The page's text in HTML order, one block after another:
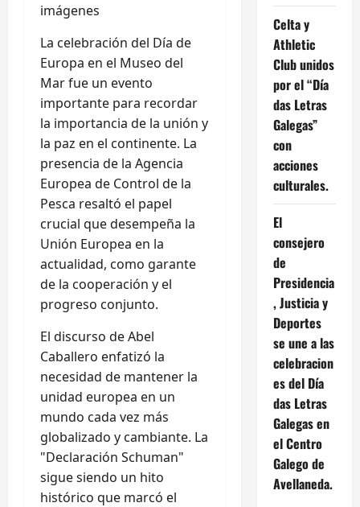
imágenes
La celebración del Día de
Europa en el Museo del
Mar fue un evento
importante para recordar
la importancia de la unión y
la paz en el continente. La
presencia de la Agencia
Europea de Control de la
Pesca resaltó el papel
crucial que desempeña la
Unión Europea en la
actualidad, como garante
de la cooperación y el
progreso conjunto.
El discurso de Abel
Caballero enfatizó la
necesidad de mantener la
unidad europea en un
mundo cada vez más
globalizado y cambiante. La
"Declaración Schuman"
sigue siendo un hito
histórico que marcó el
Celta y
Athletic
Club unidos
por el “Día
das Letras
Galegas”
con
acciones
culturales.
El
consejero
de
Presidencia
, Justicia y
Deportes
se une a las
celebracion
es del Día
das Letras
Galegas en
el Centro
Galego de
Avellaneda.